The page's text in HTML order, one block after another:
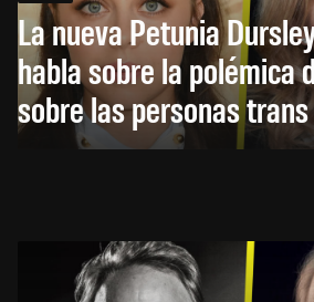
La nueva Petunia
habla sobre la polémica
sobre las personas trans